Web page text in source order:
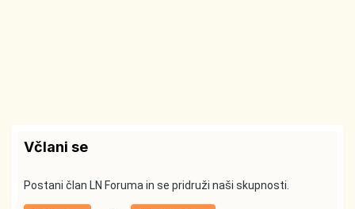
Včlani se
Postani član LN Foruma in se pridruži naši skupnosti.